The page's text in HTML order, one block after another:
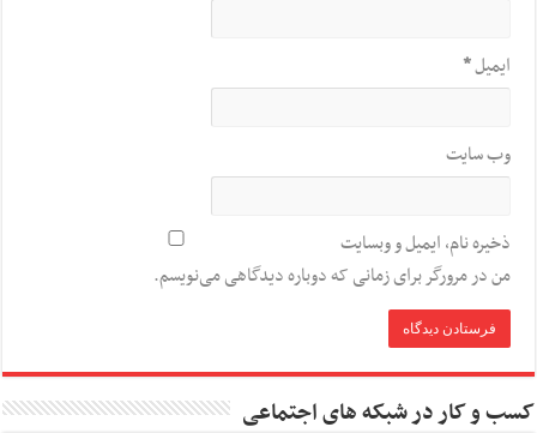
ایمیل*
وب‌ سایت
ذخیره نام، ایمیل و وبسایت
من در مرورگر برای زمانی که دوباره دیدگاهی می‌نویسم.
کسب و کار در شبکه های اجتماعی